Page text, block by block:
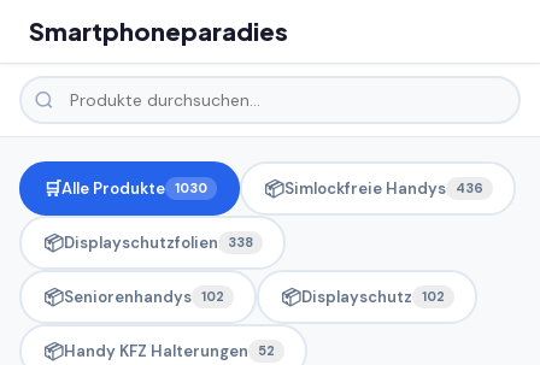
Smartphoneparadies
🛒Alle Produkte 1030 📦Simlockfreie Handys 436
📦Displayschutzfolien 338
📦Seniorenhandys 102 📦Displayschutz 102
📦Handy KFZ Halterungen 52